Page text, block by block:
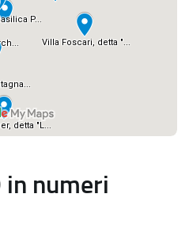
in numeri